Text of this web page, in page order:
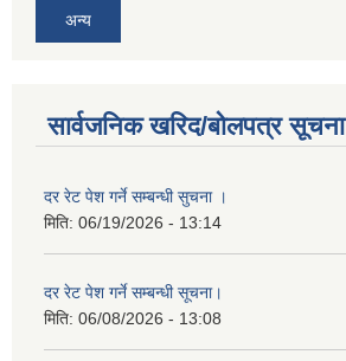
अन्य
सार्वजनिक खरिद/बोलपत्र सूचना
दर रेट पेश गर्ने सम्बन्धी सुचना ।
मिति: 06/19/2026 - 13:14
दर रेट पेश गर्ने सम्बन्धी सूचना।
मिति: 06/08/2026 - 13:08